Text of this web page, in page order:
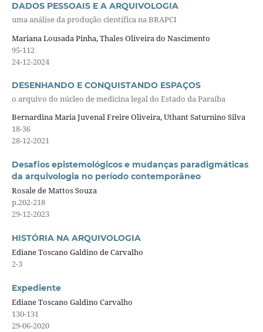
DADOS PESSOAIS E A ARQUIVOLOGIA
uma análise da produção científica na BRAPCI
Mariana Lousada Pinha, Thales Oliveira do Nascimento
95-112
24-12-2024
DESENHANDO E CONQUISTANDO ESPAÇOS
o arquivo do núcleo de medicina legal do Estado da Paraíba
Bernardina Maria Juvenal Freire Oliveira, Uthant Saturnino Silva
18-36
28-12-2021
Desafios epistemológicos e mudanças paradigmáticas
da arquivologia no período contemporâneo
Rosale de Mattos Souza
p.202-218
29-12-2023
HISTÓRIA NA ARQUIVOLOGIA
Ediane Toscano Galdino de Carvalho
2-3
Expediente
Ediane Toscano Galdino Carvalho
130-131
29-06-2020